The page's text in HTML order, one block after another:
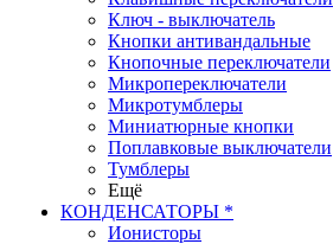
Ключ - выключатель
Кнопки антивандальные
Кнопочные переключатели
Микропереключатели
Микротумблеры
Миниатюрные кнопки
Поплавковые выключатели
Тумблеры
Ещё
КОНДЕНСАТОРЫ *
Ионисторы